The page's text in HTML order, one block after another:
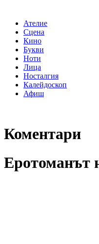
Ателие
Сцена
Кино
Букви
Ноти
Лица
Носталгия
Калейдоскоп
Афиш
Коментари
Еротоманът